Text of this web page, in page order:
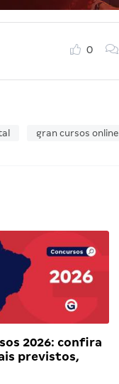
0
gran cursos online
2026: confira
previstos,